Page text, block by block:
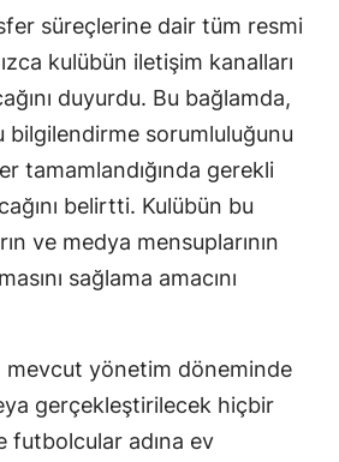
Kütahya
Malatya
Manisa
Mardin
Nevşehir
Niğde
süreçlerine dair tüm resmi
kulübün iletişim kanalları
duyurdu. Bu bağlamda,
bilgilendirme sorumluluğunu
tamamlandığında gerekli
belirtti. Kulübün bu
ve medya mensuplarının
sağlama amacını
mevcut yönetim döneminde
gerçekleştirilecek hiçbir
futbolcular adına ev